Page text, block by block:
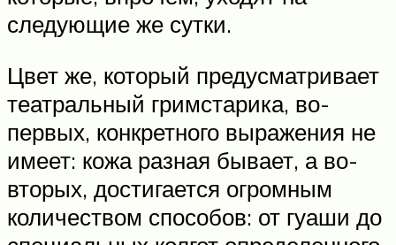
следующие же сутки.
Цвет же, который предусматривает
театральный гримстарика, во-
первых, конкретного выражения не
имеет: кожа разная бывает, а во-
вторых, достигается огромным
количеством способов: от гуаши до